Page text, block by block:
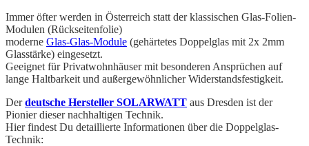
Immer öfter werden in Österreich statt der klassischen Glas-Folien-
Modulen (Rückseitenfolie)
moderne Glas-Glas-Module (gehärtetes Doppelglas mit 2x 2mm
Glasstärke) eingesetzt.
Geeignet für Privatwohnhäuser mit besonderen Ansprüchen auf
lange Haltbarkeit und außergewöhnlicher Widerstandsfestigkeit.
Derdeutsche Hersteller SOLARWATT aus Dresden ist der
Pionier dieser nachhaltigen Technik.
Hier findest Du detaillierte Informationen über die Doppelglas-
Technik: